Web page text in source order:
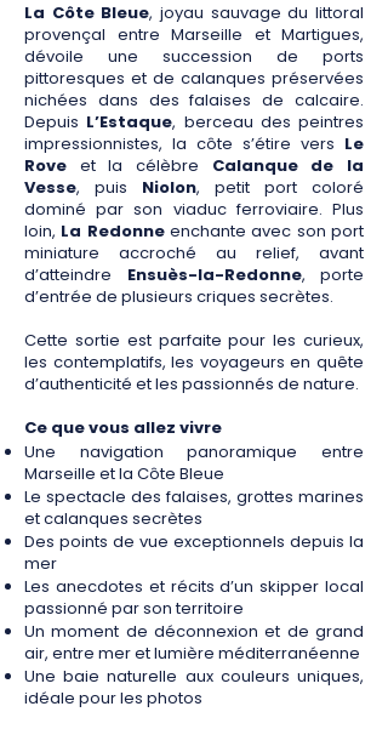
La Côte Bleue, joyau sauvage du littoral
provençal entre Marseille et Martigues,
dévoile une succession de ports
pittoresques et de calanques préservées
nichées dans des falaises de calcaire.
Depuis L’Estaque, berceau des peintres
impressionnistes, la côte s’étire vers Le
Rove et la célèbre Calanque de la
Vesse, puis Niolon, petit port coloré
dominé par son viaduc ferroviaire. Plus
loin, La Redonneenchante avec son port
miniature accroché au relief, avant
d’atteindre Ensuès-la-Redonne, porte
d’entrée de plusieurs criques secrètes.
Cette sortie est parfaite pour les curieux,
les contemplatifs, les voyageurs en quête
d’authenticité et les passionnés de nature.
Ce que vous allez vivre
Une navigation panoramique entre
Marseille et la Côte Bleue
Le spectacle des falaises, grottes marines
et calanques secrètes
Des points de vue exceptionnels depuis la
mer
Les anecdotes et récits d’un skipper local
passionné par son territoire
Un moment de déconnexion et de grand
air, entre mer et lumière méditerranéenne
Une baie naturelle aux couleurs uniques,
idéale pour les photos